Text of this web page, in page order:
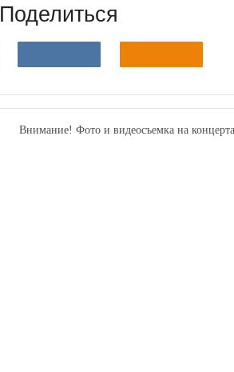
Поделиться
Внимание! Фото и видеосъемка на